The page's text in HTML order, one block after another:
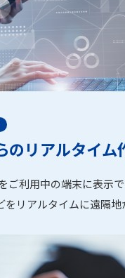
のリアルタイム
ご利用中の端末に表示
をリアルタイムに遠隔